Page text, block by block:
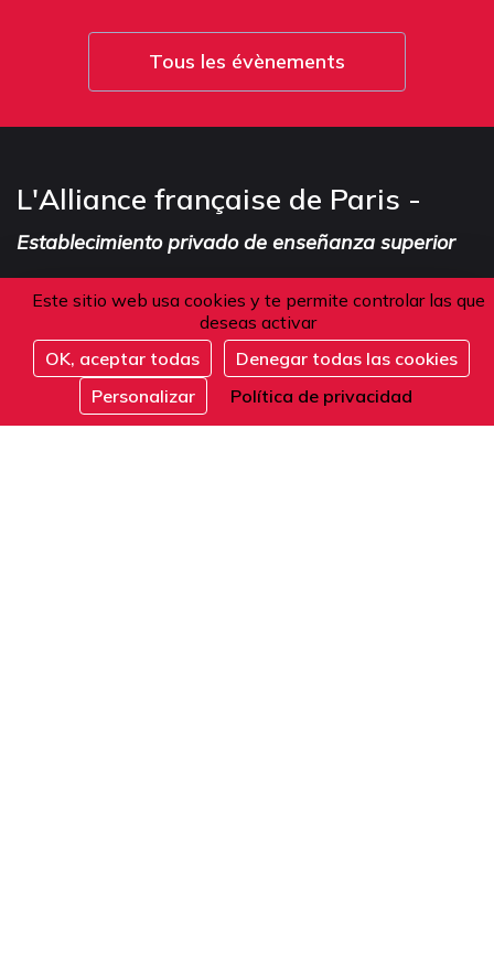
Este sitio web usa cookies y te permite controlar las que
deseas activar
OK, aceptar todas
Denegar todas las cookies
Personalizar
Política de privacidad
Inscribirse
Tous les évènements
L'Alliance française de Paris -
Establecimiento privado de enseñanza superior
Dirección
101 boulevard Raspail
75006 Paris